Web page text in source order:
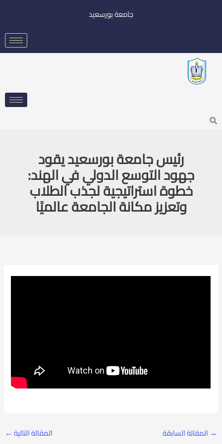
جامعة بورسعيد
Search
رئيس جامعة بورسعيد يقود
جهود التوسع الدولي في الهند:
خطوة استراتيجية لجذب الطلاب
وتعزيز مكانة الجامعة عالميًا
→ المقالة السابقة المقالة التالية ←